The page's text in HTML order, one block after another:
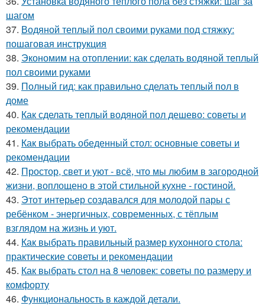
шагом
37. Водяной теплый пол своими руками под стяжку:
пошаговая инструкция
38. Экономим на отоплении: как сделать водяной теплый
пол своими руками
39. Полный гид: как правильно сделать теплый пол в
доме
40. Как сделать теплый водяной пол дешево: советы и
рекомендации
41. Как выбрать обеденный стол: основные советы и
рекомендации
42. Простор, свет и уют - всё, что мы любим в загородной
жизни, воплощено в этой стильной кухне - гостиной.
43. Этот интерьер создавался для молодой пары с
ребёнком - энергичных, современных, с тёплым
взглядом на жизнь и уют.
44. Как выбрать правильный размер кухонного стола:
практические советы и рекомендации
45. Как выбрать стол на 8 человек: советы по размеру и
комфорту
46. Функциональность в каждой детали.